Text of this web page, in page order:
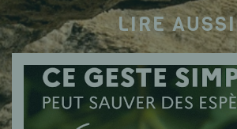
LIRE AUSSI